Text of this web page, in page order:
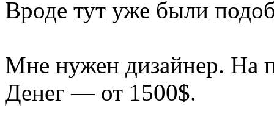
Вроде тут уже были
Мне нужен дизайнер. На
Денег — от 1500$.